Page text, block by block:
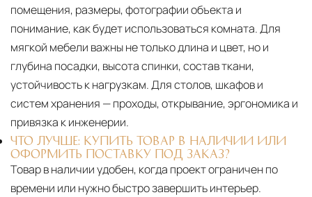
помещения, размеры, фотографии объекта и
понимание, как будет использоваться комната. Для
мягкой мебели важны не только длина и цвет, но и
глубина посадки, высота спинки, состав ткани,
устойчивость к нагрузкам. Для столов, шкафов и
систем хранения — проходы, открывание, эргономика и
привязка к инженерии.
ЧТО ЛУЧШЕ: КУПИТЬ ТОВАР В НАЛИЧИИ ИЛИ
ОФОРМИТЬ ПОСТАВКУ ПОД ЗАКАЗ?
Товар в наличии удобен, когда проект ограничен по
времени или нужно быстро завершить интерьер.